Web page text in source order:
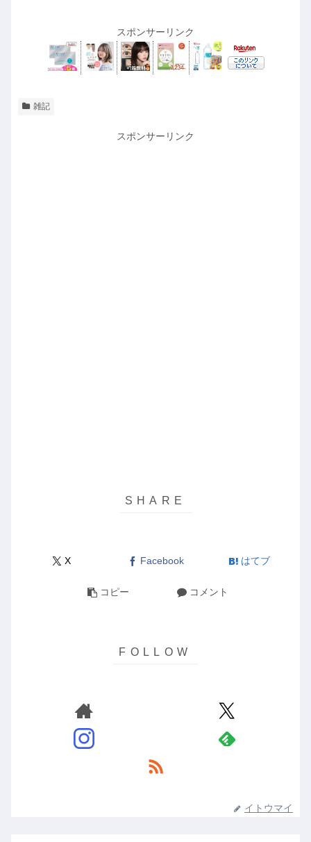
スポンサーリンク
雑記
スポンサーリンク
X Facebook はてブ
コピー コメント
イトウマイ